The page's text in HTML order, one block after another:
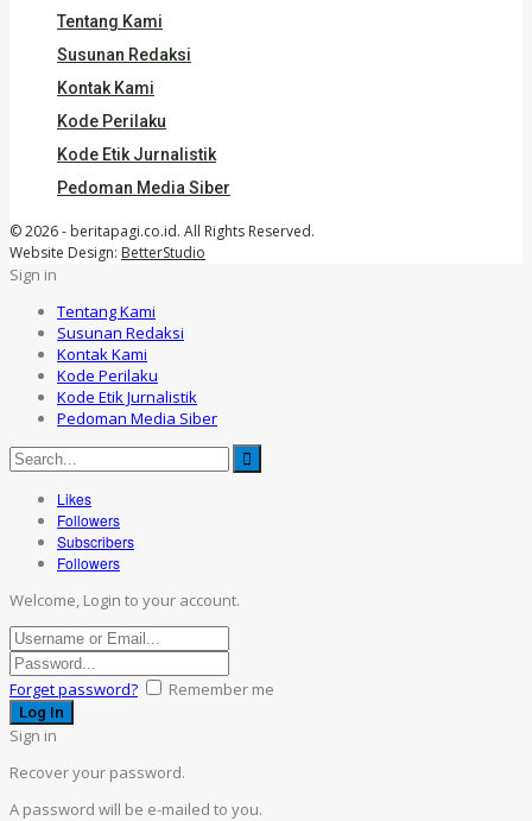
Tentang Kami
Susunan Redaksi
Kontak Kami
Kode Perilaku
Kode Etik Jurnalistik
Pedoman Media Siber
© 2026 - beritapagi.co.id. All Rights Reserved.
Website Design: BetterStudio
Sign in
Tentang Kami
Susunan Redaksi
Kontak Kami
Kode Perilaku
Kode Etik Jurnalistik
Pedoman Media Siber
Likes
Followers
Subscribers
Followers
Welcome, Login to your account.
Forget password? Remember me
Sign in
Recover your password.
A password will be e-mailed to you.